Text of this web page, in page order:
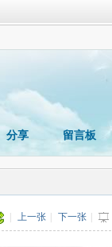
分享 留言板
上一张 下一张